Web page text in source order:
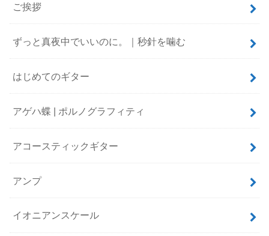
ご挨拶
ずっと真夜中でいいのに。｜秒針を噛む
はじめてのギター
アゲハ蝶 | ポルノグラフィティ
アコースティックギター
アンプ
イオニアンスケール